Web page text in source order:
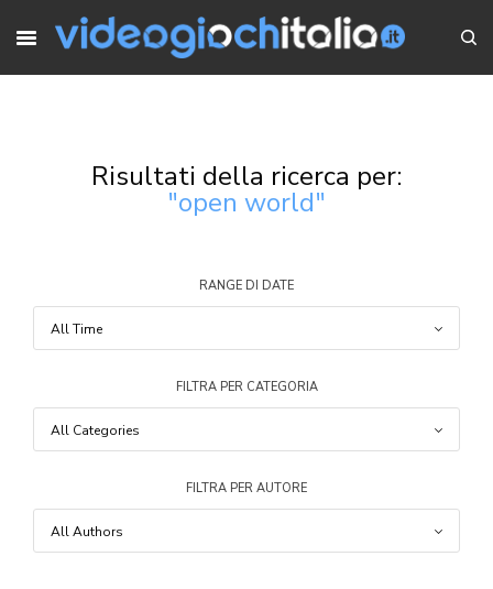
Risultati della ricerca per:
"open world"
RANGE DI DATE
FILTRA PER CATEGORIA
FILTRA PER AUTORE